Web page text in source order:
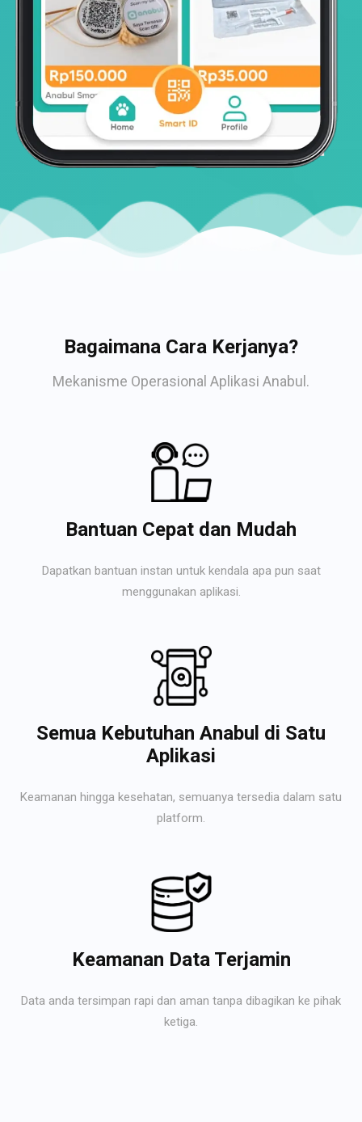
Bagaimana Cara Kerjanya?
Mekanisme Operasional Aplikasi Anabul.
Bantuan Cepat dan Mudah
Dapatkan bantuan instan untuk kendala apa pun saat
menggunakan aplikasi.
Semua Kebutuhan Anabul di Satu
Aplikasi
Keamanan hingga kesehatan, semuanya tersedia dalam satu
platform.
Keamanan Data Terjamin
Data anda tersimpan rapi dan aman tanpa dibagikan ke pihak
ketiga.